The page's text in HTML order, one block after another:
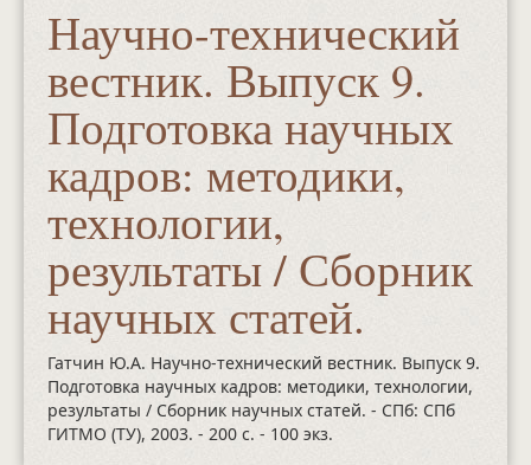
Научно-технический
вестник. Выпуск 9.
Подготовка научных
кадров: методики,
технологии,
результаты / Сборник
научных статей.
Гатчин Ю.А. Научно-технический вестник. Выпуск 9.
Подготовка научных кадров: методики, технологии,
результаты / Сборник научных статей. - СПб: СПб
ГИТМО (ТУ), 2003. - 200 с. - 100 экз.